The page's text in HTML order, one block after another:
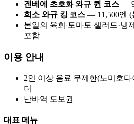
겐베에 초호화 와규 퀸 코스 —
희소 와규 킹 코스 — 11,500엔 (
본일의 육회·토마토 샐러드·냉
포함
이용 안내
2인 이상 음료 무제한(노미호다
더
난바역 도보권
대표 메뉴